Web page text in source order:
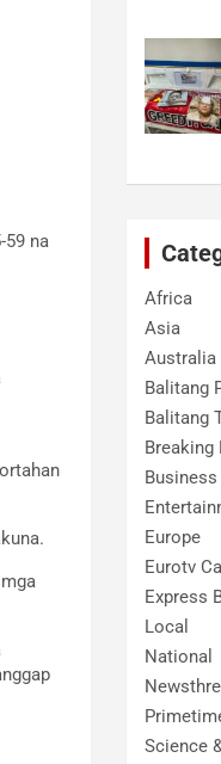
59 na
Africa
Asia
Australia
Balitang
Balitang
Breaking
Business
Europe
Eurotv
Express
Local
National
Science